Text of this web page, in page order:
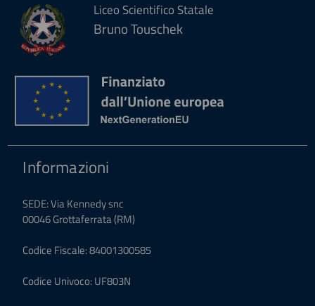
Liceo Scientifico Statale
Bruno Touschek
Informazioni
SEDE: Via Kennedy snc
00046 Grottaferrata (RM)
Codice Fiscale: 84001300585
Codice Univoco: UF803N